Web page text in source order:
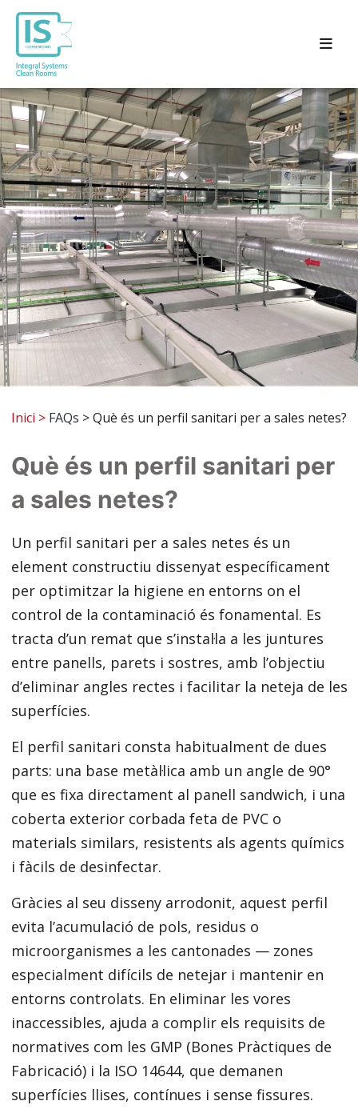
Inici > FAQs > Què és un perfil sanitari per a sales netes?
Què és un perfil sanitari per
a sales netes?
Un perfil sanitari per a sales netes és un
element constructiu dissenyat específicament
per optimitzar la higiene en entorns on el
control de la contaminació és fonamental. Es
tracta d’un remat que s’instal·la a les juntures
entre panells, parets i sostres, amb l’objectiu
d’eliminar angles rectes i facilitar la neteja de les
superfícies.
El perfil sanitari consta habitualment de dues
parts: una base metàl·lica amb un angle de 90°
que es fixa directament al panell sandwich, i una
coberta exterior corbada feta de PVC o
materials similars, resistents als agents químics
i fàcils de desinfectar.
Gràcies al seu disseny arrodonit, aquest perfil
evita l’acumulació de pols, residus o
microorganismes a les cantonades — zones
especialment difícils de netejar i mantenir en
entorns controlats. En eliminar les vores
inaccessibles, ajuda a complir els requisits de
normatives com les GMP (Bones Pràctiques de
Fabricació) i la ISO 14644, que demanen
superfícies llises, contínues i sense fissures.